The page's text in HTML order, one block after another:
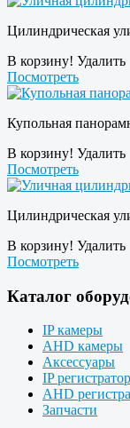
Цилиндрическая
В корзину! Удалить
Посмотреть
Купольная
В корзину! Удалить
Посмотреть
Цилиндрическая
В корзину! Удалить
Посмотреть
Каталог
IP камеры
AHD камеры
Аксессуары
IP
AHD
Запчасти